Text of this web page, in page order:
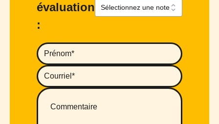
évaluation
: